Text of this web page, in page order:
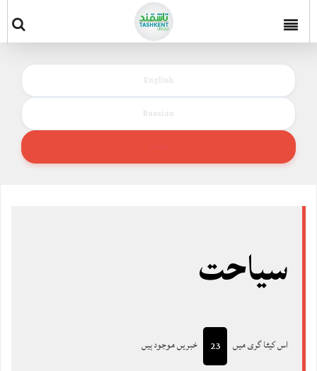
سیاحت
اس کیٹا گری میں 23 خبریں موجود ہیں